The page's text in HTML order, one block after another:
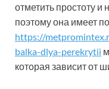
отметить простоту и
поэтому она имеет
https://
balka-dlya-perekrytii
которая зависит от